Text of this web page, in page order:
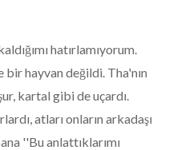
hatırlamıyorum.
bir hayvan değildi. Tha'nın
kartal gibi de uçardı.
atları onların arkadaşı
''Bu anlattıklarımı